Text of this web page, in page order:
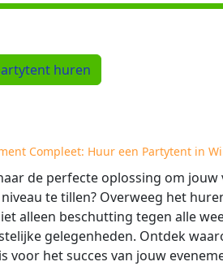
huren
Compleet: Huur een Partytent in
de perfecte oplossing om
te tillen? Overweeg het
alleen beschutting tegen alle
gelegenheden. Ontdek
voor het succes van jouw